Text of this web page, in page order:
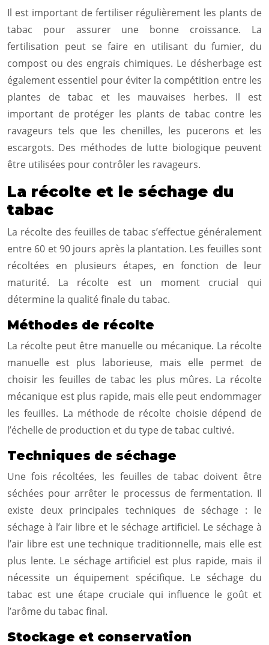
Il est important de fertiliser régulièrement les plants de
tabac pour assurer une bonne croissance. La
fertilisation peut se faire en utilisant du fumier, du
compost ou des engrais chimiques. Le désherbage est
également essentiel pour éviter la compétition entre les
plantes de tabac et les mauvaises herbes. Il est
important de protéger les plants de tabac contre les
ravageurs tels que les chenilles, les pucerons et les
escargots. Des méthodes de lutte biologique peuvent
être utilisées pour contrôler les ravageurs.
La récolte et le séchage du
tabac
La récolte des feuilles de tabac s’effectue généralement
entre 60 et 90 jours après la plantation. Les feuilles sont
récoltées en plusieurs étapes, en fonction de leur
maturité. La récolte est un moment crucial qui
détermine la qualité finale du tabac.
Méthodes de récolte
La récolte peut être manuelle ou mécanique. La récolte
manuelle est plus laborieuse, mais elle permet de
choisir les feuilles de tabac les plus mûres. La récolte
mécanique est plus rapide, mais elle peut endommager
les feuilles. La méthode de récolte choisie dépend de
l’échelle de production et du type de tabac cultivé.
Techniques de séchage
Une fois récoltées, les feuilles de tabac doivent être
séchées pour arrêter le processus de fermentation. Il
existe deux principales techniques de séchage : le
séchage à l’air libre et le séchage artificiel. Le séchage à
l’air libre est une technique traditionnelle, mais elle est
plus lente. Le séchage artificiel est plus rapide, mais il
nécessite un équipement spécifique. Le séchage du
tabac est une étape cruciale qui influence le goût et
l’arôme du tabac final.
Stockage et conservation